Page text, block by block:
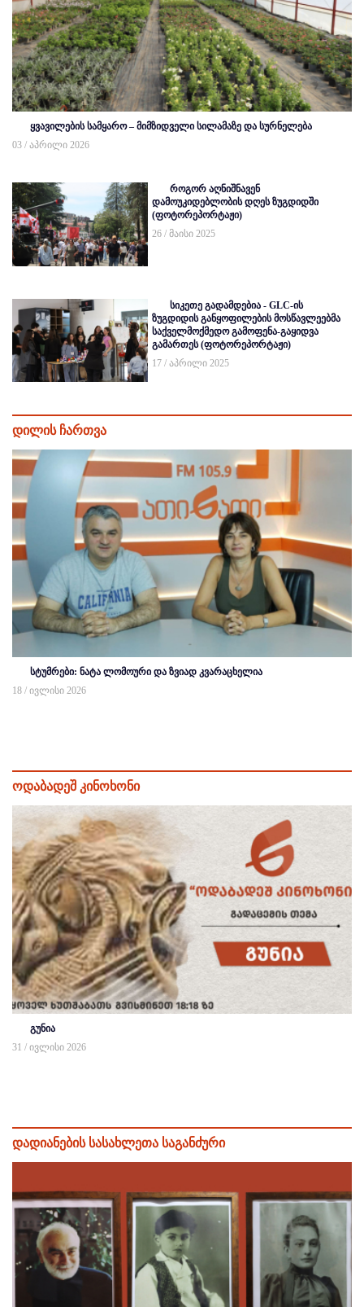
ყვავილების სამყარო – მიმზიდველი სილამაზე და სურნელება
03 / აპრილი 2026
როგორ აღნიშნავენ
დამოუკიდებლობის დღეს ზუგდიდში
(ფოტორეპორტაჟი)
26 / მაისი 2025
სიკეთე გადამდებია - GLC-ის
ზუგდიდის განყოფილების მოსწავლეებმა
საქველმოქმედო გამოფენა-გაყიდვა
გამართეს (ფოტორეპორტაჟი)
17 / აპრილი 2025
დილის ჩართვა
სტუმრები: ნატა ლომოური და ზვიად კვარაცხელია
18 / ივლისი 2026
ოდაბადეშ კინოხონი
გუნია
31 / ივლისი 2026
დადიანების სასახლეთა საგანძური